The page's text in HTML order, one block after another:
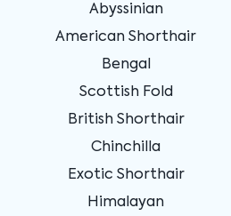
Abyssinian
American Shorthair
Bengal
Scottish Fold
British Shorthair
Chinchilla
Exotic Shorthair
Himalayan